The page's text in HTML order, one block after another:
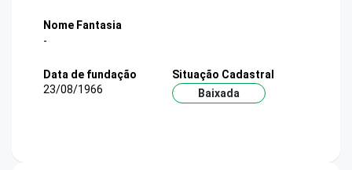
Nome Fantasia
-
Data de fundação
23/08/1966
Situação Cadastral
Baixada